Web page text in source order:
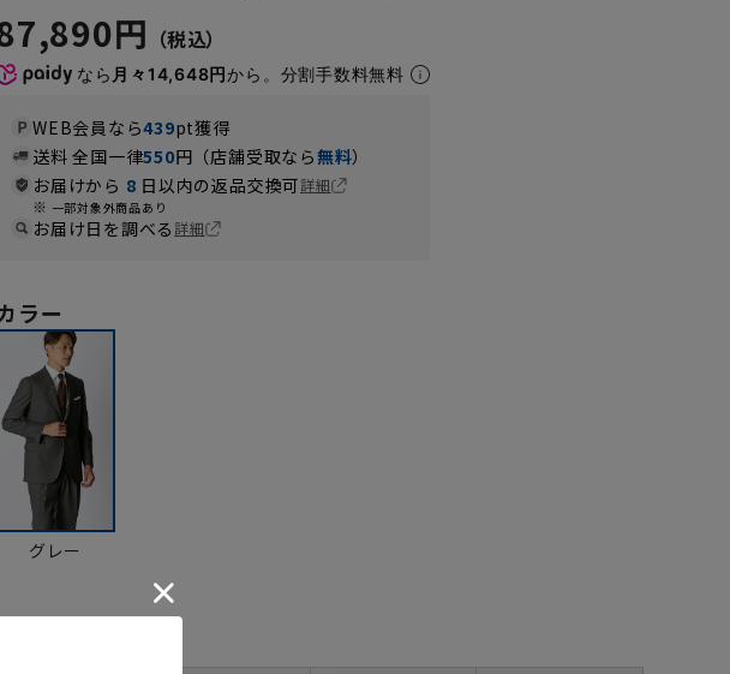
円
なら 月々14,648円から。分割手数料無料
WEB会員なら439pt獲得
送料 全国一律550円（店舗受取なら無料）
お届けから 8 日以内の返品交換可詳細
一部対象外商品あり
お届け日を調べる詳細
ラー
グレー